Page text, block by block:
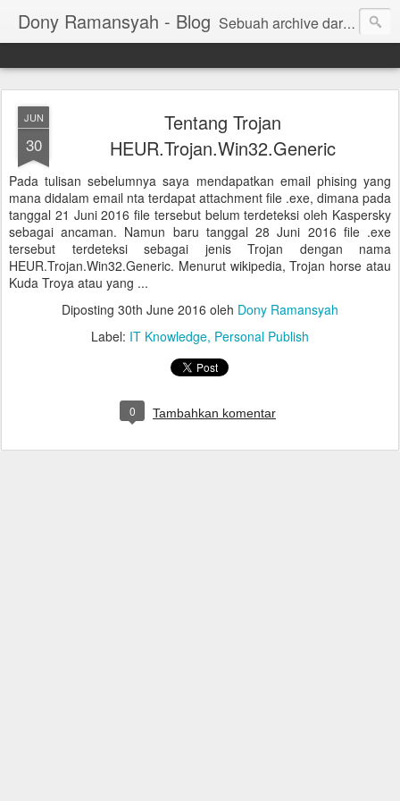
Dony Ramansyah - Blog Sebuah archive dari kehidupan - log dari perjalanan dan tujuan | Fell Free ... ( archive of live, log of journey and target | Fell Free ...)
JUN
30
Tentang Trojan
HEUR.Trojan.Win32.Generic
Pada tulisan sebelumnya saya mendapatkan email phising yang
mana didalam email nta terdapat attachment file .exe, dimana pada
tanggal 21 Juni 2016 file tersebut belum terdeteksi oleh Kaspersky
sebagai ancaman. Namun baru tanggal 28 Juni 2016 file .exe
tersebut terdeteksi sebagai jenis Trojan dengan nama
HEUR.Trojan.Win32.Generic. Menurut wikipedia, Trojan horse atau
Kuda Troya atau yang ...
Diposting 30th June 2016 oleh Dony Ramansyah
Label: IT Knowledge Personal Publish
0 Tambahkan komentar